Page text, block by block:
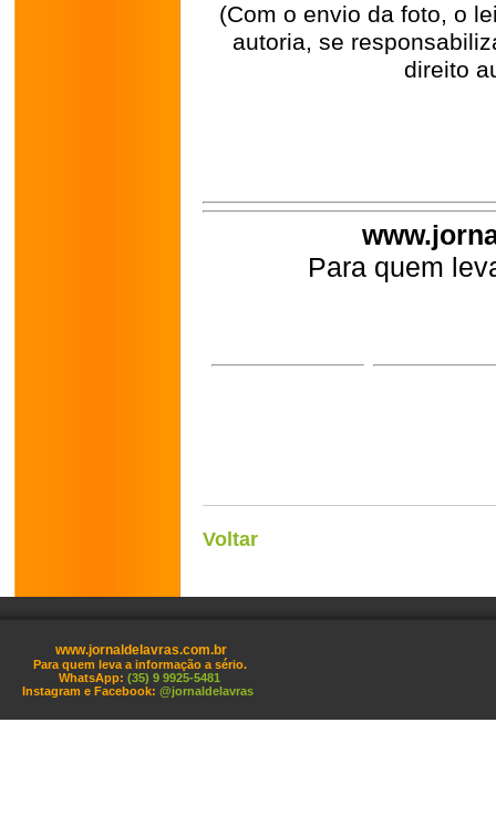
(Com o envio da foto, o
autoria, se
direito
Para quem
Voltar
www.jornaldelavras.com.br
Para quem leva a informação a sério.
WhatsApp: (35) 9 9925-5481
Instagram e Facebook: @jornaldelavras